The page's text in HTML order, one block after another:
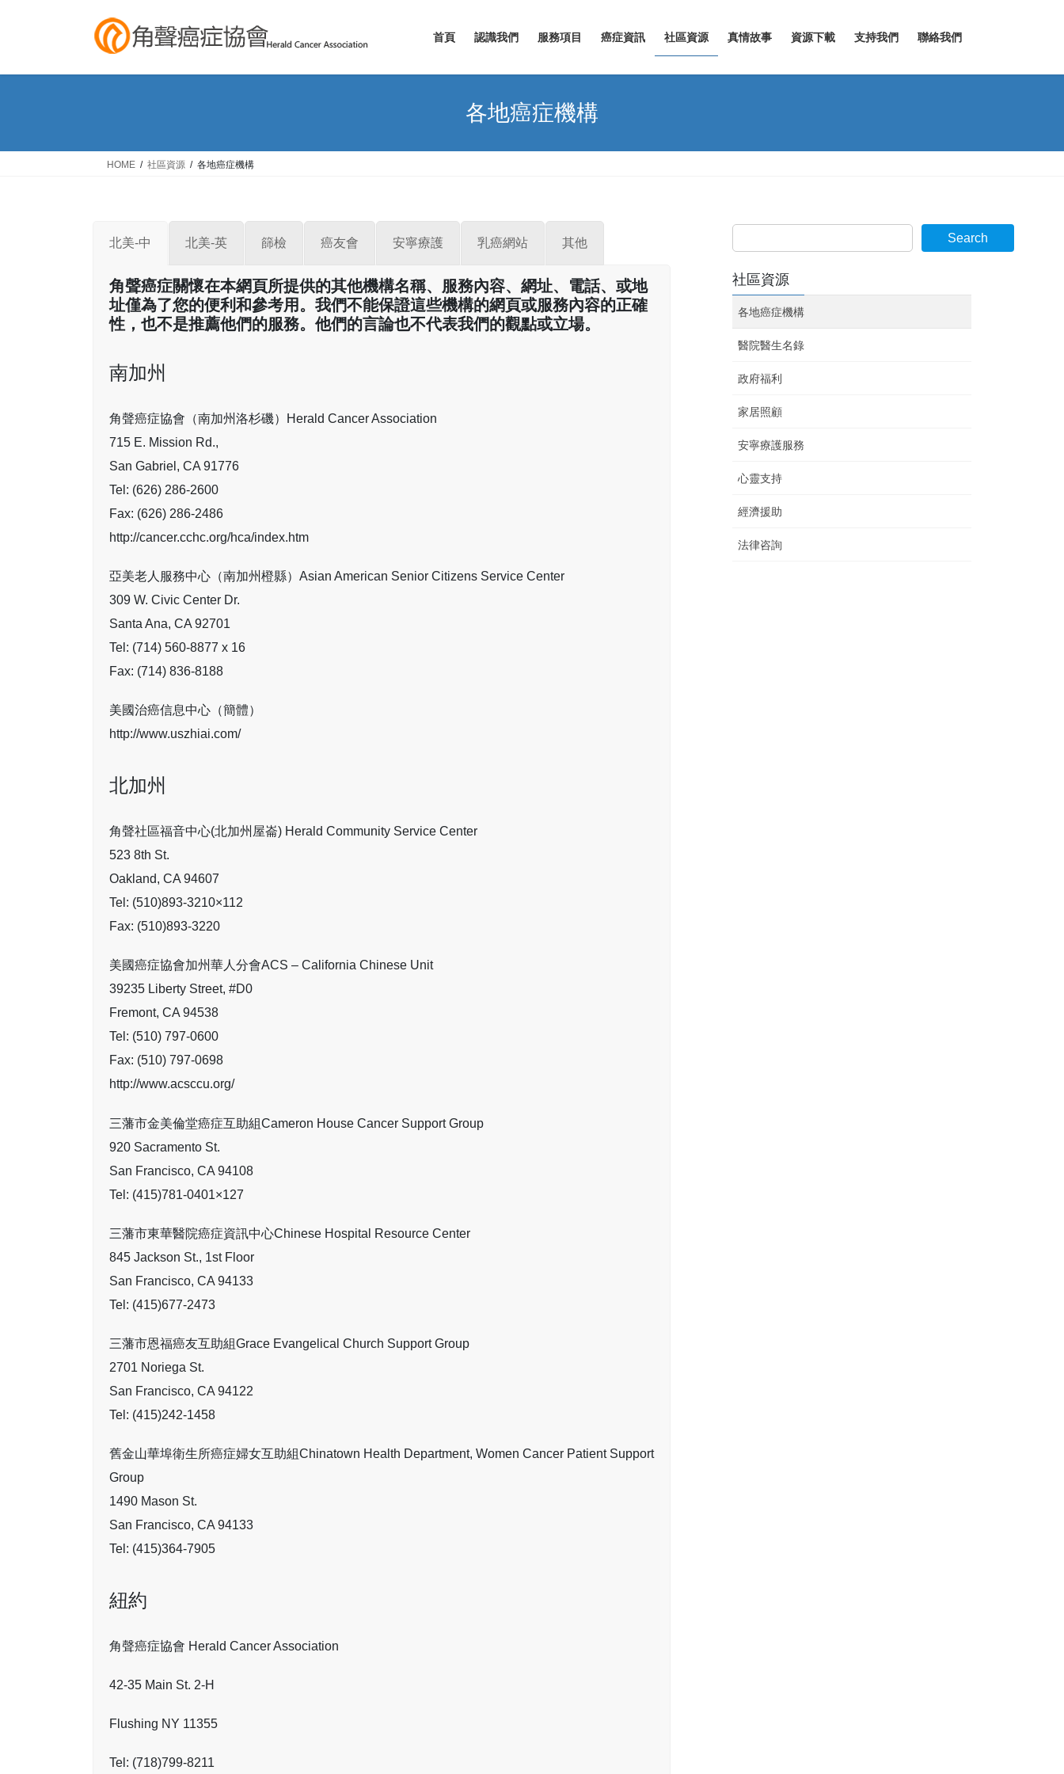
首頁 認識我們 服務項目 癌症資訊 社區資源 真情故事 資源下載 支持我們 聯絡我們
各地癌症機構
HOME 社區資源 各地癌症機構
北美-中 北美-英 篩檢 癌友會 安寧療護 乳癌網站 其他
角聲癌症關懷在本網頁所提供的其他機構名稱、服務內容、網址、電話、或地
址僅為了您的便利和參考用。我們不能保證這些機構的網頁或服務內容的正確
性，也不是推薦他們的服務。他們的言論也不代表我們的觀點或立場。
南加州
角聲癌症協會（南加州洛杉磯）Herald Cancer Association
715 E. Mission Rd.,
San Gabriel, CA 91776
Tel: (626) 286-2600
Fax: (626) 286-2486
http://cancer.cchc.org/hca/index.htm
亞美老人服務中心（南加州橙縣）Asian American Senior Citizens Service Center
309 W. Civic Center Dr.
Santa Ana, CA 92701
Tel: (714) 560-8877 x 16
Fax: (714) 836-8188
美國治癌信息中心（簡體）
http://www.uszhiai.com/
北加州
角聲社區福音中心(北加州屋崙) Herald Community Service Center
523 8th St.
Oakland, CA 94607
Tel: (510)893-3210×112
Fax: (510)893-3220
美國癌症協會加州華人分會ACS – California Chinese Unit
39235 Liberty Street, #D0
Fremont, CA 94538
Tel: (510) 797-0600
Fax: (510) 797-0698
http://www.acsccu.org/
三藩市金美倫堂癌症互助組Cameron House Cancer Support Group
920 Sacramento St.
San Francisco, CA 94108
Tel: (415)781-0401×127
三藩市東華醫院癌症資訊中心Chinese Hospital Resource Center
845 Jackson St., 1st Floor
San Francisco, CA 94133
Tel: (415)677-2473
三藩市恩福癌友互助組Grace Evangelical Church Support Group
2701 Noriega St.
San Francisco, CA 94122
Tel: (415)242-1458
舊金山華埠衛生所癌症婦女互助組Chinatown Health Department, Women Cancer Patient Support
Group
1490 Mason St.
San Francisco, CA 94133
Tel: (415)364-7905
紐約
角聲癌症協會 Herald Cancer Association
42-35 Main St. 2-H
Flushing NY 11355
Tel: (718)799-8211
Search
社區資源
各地癌症機構
醫院醫生名錄
政府福利
家居照顧
安寧療護服務
心靈支持
經濟援助
法律咨詢